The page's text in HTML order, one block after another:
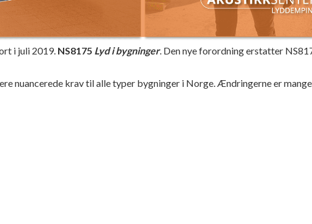
i juli 2019. NS8175 Lyd i bygninger. Den nye forordning erstatter
nuancerede krav til alle typer bygninger i Norge. Ændringerne er